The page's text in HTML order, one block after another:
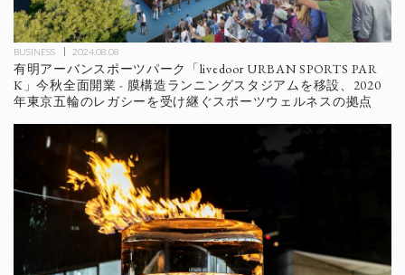
BUSINESS 2024.08.08
有明アーバンスポーツパーク「livedoor URBAN SPORTS PAR
K」今秋全面開業 - 膜構造ランニングスタジアムを移設、2020
年東京五輪のレガシーを受け継ぐスポーツウェルネスの拠点